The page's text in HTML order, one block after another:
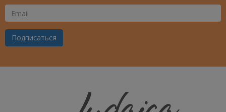
Ваш
Email
Подписаться